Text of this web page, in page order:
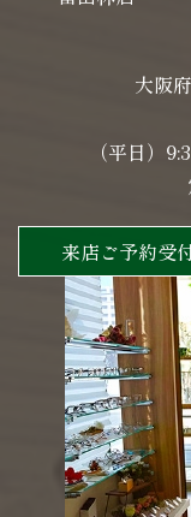
大阪
（平日）
来店ご予約受